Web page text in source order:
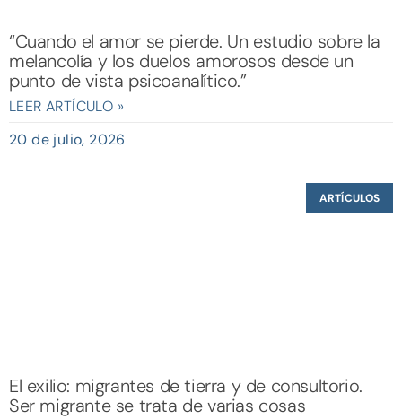
“Cuando el amor se pierde. Un estudio sobre la
melancolía y los duelos amorosos desde un
punto de vista psicoanalítico.”
LEER ARTÍCULO »
20 de julio, 2026
ARTÍCULOS
El exilio: migrantes de tierra y de consultorio.
Ser migrante se trata de varias cosas